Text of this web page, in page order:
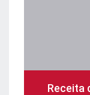
Receita